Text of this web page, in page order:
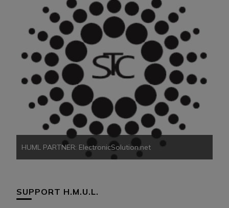
HUML PARTNER: ElectronicSolution.net
SUPPORT H.M.U.L.